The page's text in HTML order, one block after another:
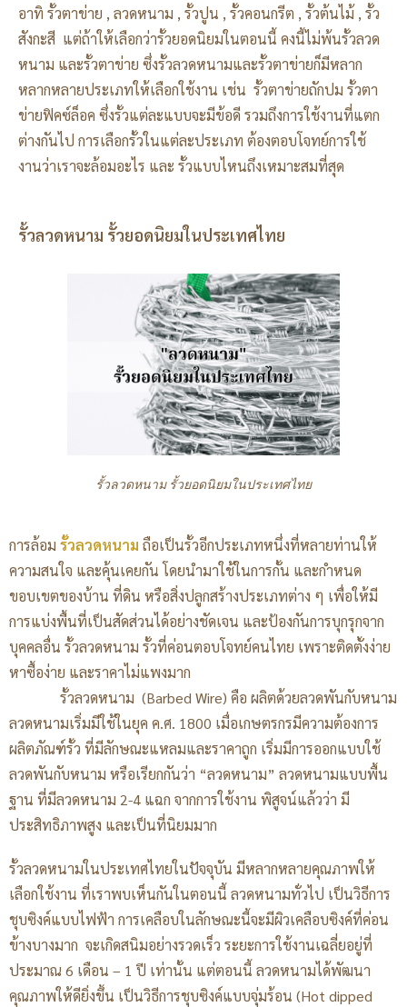
อาทิ รั้วตาข่าย , ลวดหนาม , รั้วปูน , รั้วคอนกรีต , รั้วต้นไม้ , รั้ว
สังกะสี แต่ถ้าให้เลือกว่ารั้วยอดนิยมในตอนนี้ คงนี้ไม่พ้นรั้วลวด
หนาม และรั้วตาข่าย ซึ่งรั้วลวดหนามและรั้วตาข่ายก็มีหลาก
หลากหลายประเภทให้เลือกใช้งาน เช่น รั้วตาข่ายถักปม รั้วตา
ข่ายฟิคซ์ล็อค ซึ่งรั้วแต่ละแบบจะมีข้อดี รวมถึงการใช้งานที่แตก
ต่างกันไป การเลือกรั้วในแต่ละประเภท ต้องตอบโจทย์การใช้
งานว่าเราจะล้อมอะไร และ รั้วแบบไหนถึงเหมาะสมที่สุด
รั้วลวดหนาม รั้วยอดนิยมในประเทศไทย
รั้วลวดหนาม รั้วยอดนิยมในประเทศไทย
การล้อม รั้วลวดหนาม ถือเป็นรั้วอีกประเภทหนึ่งที่หลายท่านให้
ความสนใจ และคุ้นเคยกัน โดยนำมาใช้ในการกั้น และกำหนด
ขอบเขตของบ้าน ที่ดิน หรือสิ่งปลูกสร้างประเภทต่าง ๆ เพื่อให้มี
การแบ่งพื้นที่เป็นสัดส่วนได้อย่างชัดเจน และป้องกันการบุกรุกจาก
บุคคลอื่น รั้วลวดหนาม รั้วที่ค่อนตอบโจทย์คนไทย เพราะติดตั้งง่าย
หาซื้อง่าย และราคาไม่แพงมาก
รั้วลวดหนาม (Barbed Wire) คือ ผลิตด้วยลวดพันกับหนาม
ลวดหนามเริ่มมีใช้ในยุค ค.ศ. 1800 เมื่อเกษตรกรมีความต้องการ
ผลิตภัณฑ์รั้ว ที่มีลักษณะแหลมและราคาถูก เริ่มมีการออกแบบใช้
ลวดพันกับหนาม หรือเรียกกันว่า “ลวดหนาม” ลวดหนามแบบพื้น
ฐาน ที่มีลวดหนาม 2-4 แฉก จากการใช้งาน พิสูจน์แล้วว่า มี
ประสิทธิภาพสูง และเป็นที่นิยมมาก
รั้วลวดหนามในประเทศไทยในปัจจุบัน มีหลากหลายคุณภาพให้
เลือกใช้งาน ที่เราพบเห็นกันในตอนนี้ ลวดหนามทั่วไป เป็นวิธีการ
ชุบซิงค์แบบไฟฟ้า การเคลือบในลักษณะนี้จะมีผิวเคลือบซิงค์ที่ค่อน
ข้างบางมาก จะเกิดสนิมอย่างรวดเร็ว ระยะการใช้งานเฉลี่ยอยู่ที่
ประมาณ 6 เดือน – 1 ปี เท่านั้น แต่ตอนนี้ ลวดหนามได้พัฒนา
คุณภาพให้ดียิ่งขึ้น เป็นวิธีการชุบซิงค์แบบจุ่มร้อน (Hot dipped